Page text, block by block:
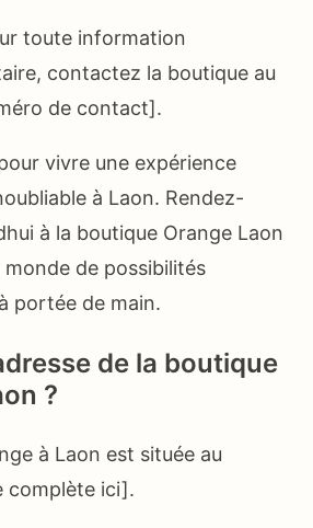
toute information
contactez la boutique au
de contact].
vivre une expérience
à Laon. Rendez-
à la boutique Orange Laon
de possibilités
portée de main.
de la boutique
?
à Laon est située au
complète ici].